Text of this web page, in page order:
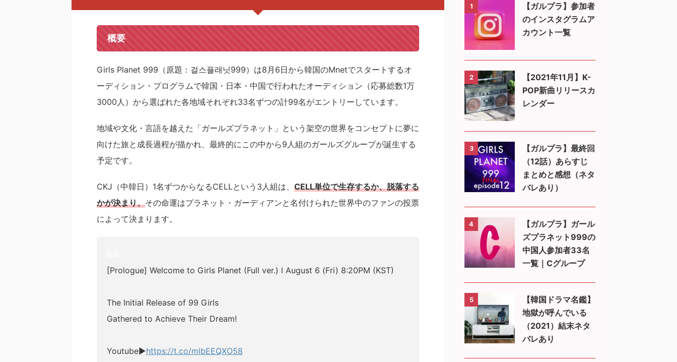
概要
Girls Planet 999（原題：걸스플래닛999）は8月6日から韓国のMnetでスタートするオ
ーディション・プログラムで韓国・日本・中国で行われたオーディション（応募総数1万
3000人）から選ばれた各地域それぞれ33名ずつの計99名がエントリーしています。
地域や文化・言語を越えた「ガールズプラネット」という架空の世界をコンセプトに夢に
向けた旅と成長過程が描かれ、最終的にこの中から9人組のガールズグループが誕生する
予定です。
CKJ（中韓日）1名ずつからなるCELLという3人組は、 CELL単位で生存するか、脱落する
かが決まり、その命運はプラネット・ガーディアンと名付けられた世界中のファンの投票
によって決まります。
[Prologue] Welcome to Girls Planet (Full ver.) l August 6 (Fri) 8:20PM (KST)
The Initial Release of 99 Girls
Gathered to Achieve Their Dream!
Youtube▶https://t.co/mlbEEQXO58
1
【ガルプラ】参加者
のインスタグラムア
カウント一覧
2
【2021年11月】K-
POP新曲リリースカ
レンダー
3
【ガルプラ】最終回
（12話）あらすじ
まとめと感想（ネタ
バレあり）
4
【ガルプラ】ガール
ズプラネット999の
中国人参加者33名
一覧｜Cグループ
5
【韓国ドラマ名鑑】
地獄が呼んでいる
（2021）結末ネタ
バレあり